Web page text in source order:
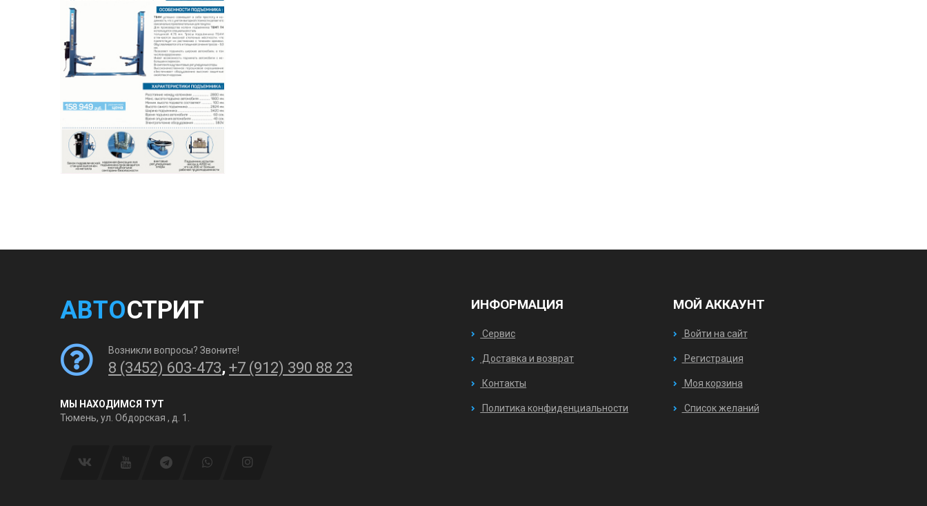
АВТОСТРИТ
Возникли вопросы? Звоните!
8 (3452) 603-473, +7 (912) 390 88 23
МЫ НАХОДИМСЯ ТУТ
Тюмень, ул. Обдорская , д. 1.
ИНФОРМАЦИЯ
Сервис
Доставка и возврат
Контакты
Политика конфиденциальности
МОЙ АККАУНТ
Войти на сайт
Регистрация
Моя корзина
Список желаний